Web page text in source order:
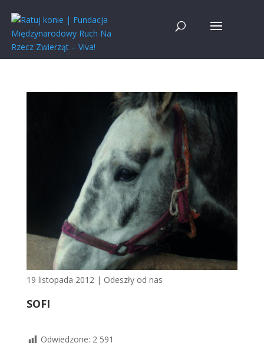
19 listopada 2012| Odeszły od nas
SOFI
Odwiedzone: 2 591